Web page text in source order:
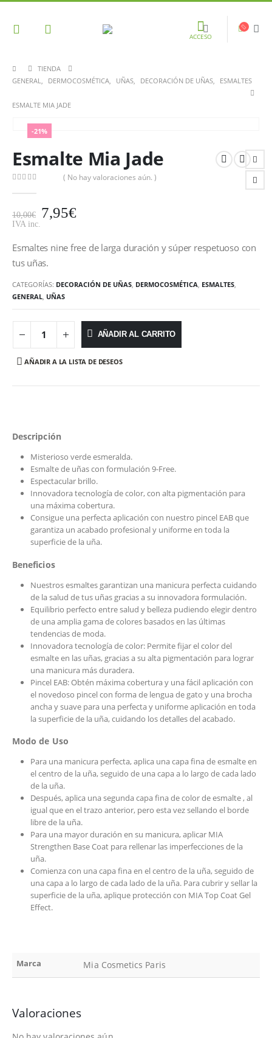
ACCESO
TIENDA
GENERAL, DERMOCOSMÉTICA, UÑAS, DECORACIÓN DE UÑAS, ESMALTES
ESMALTE MIA JADE
-21%
Esmalte Mia Jade
( No hay valoraciones aún. )
10,00€ 7,95€
IVA inc.
Esmaltes nine free de larga duración y súper respetuoso con
tus uñas.
CATEGORÍAS: DECORACIÓN DE UÑAS, DERMOCOSMÉTICA, ESMALTES,
GENERAL, UÑAS
AÑADIR AL CARRITO
AÑADIR A LA LISTA DE DESEOS
Descripción
Misterioso verde esmeralda.
Esmalte de uñas con formulación 9-Free.
Espectacular brillo.
Innovadora tecnología de color, con alta pigmentación para
una máxima cobertura.
Consigue una perfecta aplicación con nuestro pincel EAB que
garantiza un acabado profesional y uniforme en toda la
superficie de la uña.
Beneficios
Nuestros esmaltes garantizan una manicura perfecta cuidando
de la salud de tus uñas gracias a su innovadora formulación.
Equilibrio perfecto entre salud y belleza pudiendo elegir dentro
de una amplia gama de colores basados en las últimas
tendencias de moda.
Innovadora tecnología de color: Permite fijar el color del
esmalte en las uñas, gracias a su alta pigmentación para lograr
una manicura más duradera.
Pincel EAB: Obtén máxima cobertura y una fácil aplicación con
el novedoso pincel con forma de lengua de gato y una brocha
ancha y suave para una perfecta y uniforme aplicación en toda
la superficie de la uña, cuidando los detalles del acabado.
Modo de Uso
Para una manicura perfecta, aplica una capa fina de esmalte en
el centro de la uña, seguido de una capa a lo largo de cada lado
de la uña.
Después, aplica una segunda capa fina de color de esmalte , al
igual que en el trazo anterior, pero esta vez sellando el borde
libre de la uña.
Para una mayor duración en su manicura, aplicar MIA
Strengthen Base Coat para rellenar las imperfecciones de la
uña.
Comienza con una capa fina en el centro de la uña, seguido de
una capa a lo largo de cada lado de la uña. Para cubrir y sellar la
superficie de la uña, aplique protección con MIA Top Coat Gel
Effect.
Marca Mia Cosmetics Paris
Valoraciones